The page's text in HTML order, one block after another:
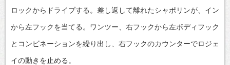
ロックからドライブする。差し返して離れたシャポリンが、イン
から左フックを当てる。ワンツー、右フックから左ボディフック
とコンビネーションを繰り出し、右フックのカウンターでロジェ
イの動きを止める。